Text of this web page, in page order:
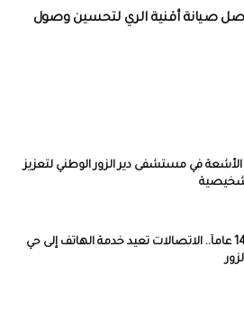
تواصل صيانة أقنية الري لتحسين وصول
في مستشفى دير الزور الوطني لتعزيز
بعد انقطاع 14 عاماً.. الاتصالات تعيد خدمة الهاتف إلى حي